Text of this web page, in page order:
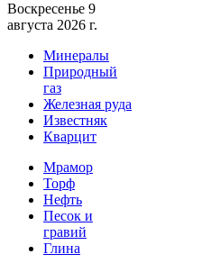
Воскресенье 9
августа 2026 г.
Минералы
Природный
газ
Железная руда
Известняк
Кварцит
Мрамор
Торф
Нефть
Песок и
гравий
Глина